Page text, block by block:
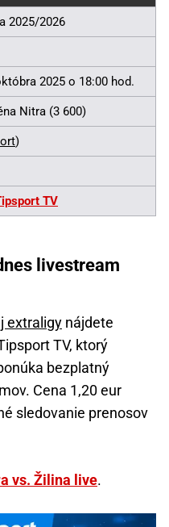
2025/2026
2025 o 18:00 hod.
Nitra (3 600)
)
TV
livestream
extraligy nájdete
TV, ktorý
bezplatný
Cena 1,20 eur
sledovanie prenosov
vs. Žilina live.